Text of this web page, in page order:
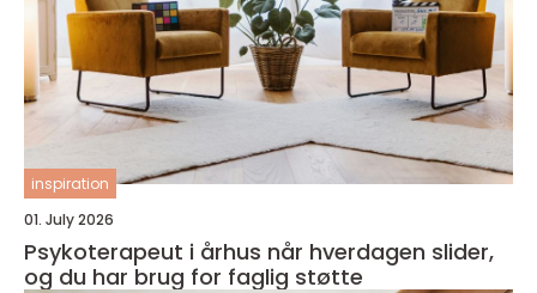
inspiration
01. July 2026
Psykoterapeut i århus når hverdagen slider,
og du har brug for faglig støtte